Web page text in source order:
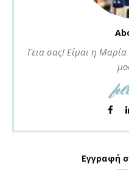
Γεια σας! Είμαι η
Εγγραφή